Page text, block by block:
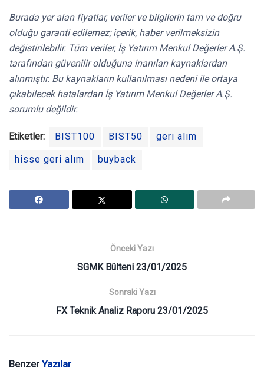
Burada yer alan fiyatlar, veriler ve bilgilerin tam ve doğru
olduğu garanti edilemez; içerik, haber verilmeksizin
değistirilebilir. Tüm veriler, İş Yatırım Menkul Değerler A.Ş.
tarafından güvenilir olduğuna inanılan kaynaklardan
alınmıştır. Bu kaynakların kullanılması nedeni ile ortaya
çıkabilecek hatalardan İş Yatırım Menkul Değerler A.Ş.
sorumlu değildir.
Etiketler: BIST100 BIST50 geri alım
hisse geri alım buyback
Önceki Yazı
SGMK Bülteni 23/01/2025
Sonraki Yazı
FX Teknik Analiz Raporu 23/01/2025
BenzerYazılar